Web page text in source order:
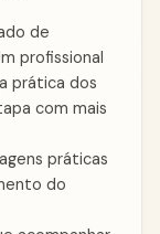
de
profissional
prática dos
com mais
práticas
do